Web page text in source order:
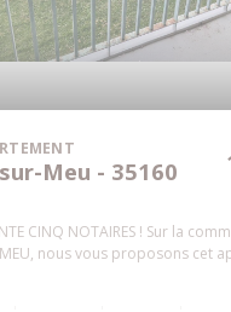
Meu - 35160
CINQ NOTAIRES ! Sur la
MEU, nous vous proposons cet